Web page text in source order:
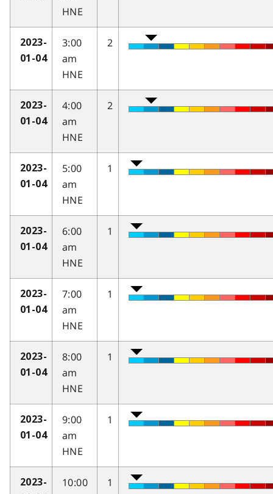
HNE
2023-
01-04
3:00
am
HNE
2
2023-
01-04
4:00
am
HNE
2
2023-
01-04
5:00
am
HNE
1
2023-
01-04
6:00
am
HNE
1
2023-
01-04
7:00
am
HNE
1
2023-
01-04
8:00
am
HNE
1
2023-
01-04
9:00
am
HNE
1
2023-
10:00
1